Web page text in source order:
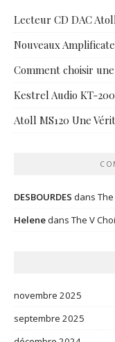
Lecteur CD DAC
Nouveaux
Comment choisir
Kestrel Audio KT-
Atoll MS120 Une
DESBOURDES dans
Helenedans The V
novembre 2025
septembre 2025